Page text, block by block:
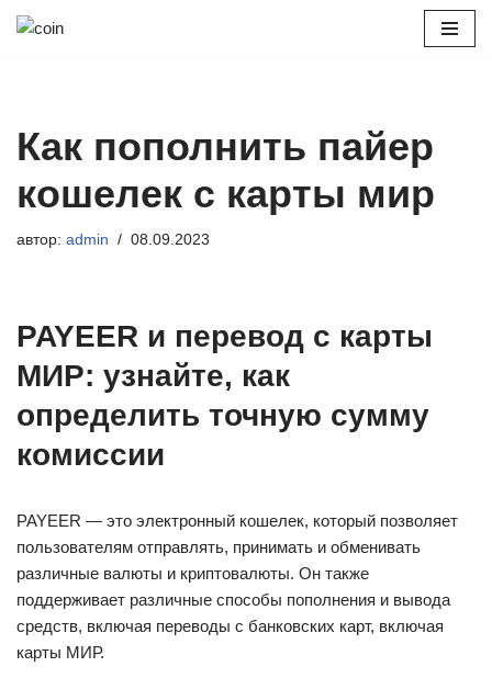
Как пополнить пайер
кошелек с карты мир
автор: admin 08.09.2023
PAYEER и перевод с карты
МИР: узнайте, как
определить точную сумму
комиссии
PAYEER — это электронный кошелек, который позволяет
пользователям отправлять, принимать и обменивать
различные валюты и криптовалюты. Он также
поддерживает различные способы пополнения и вывода
средств, включая переводы с банковских карт, включая
карты МИР.